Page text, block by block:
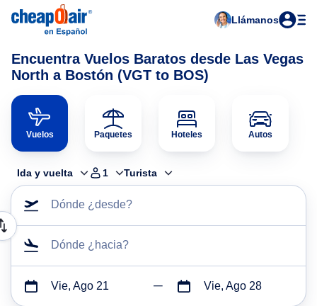
Llámanos
Encuentra Vuelos Baratos desde Las Vegas
North a Bostón (VGT to BOS)
Vuelos Paquetes Hoteles Autos
Ida y vuelta 1 Turista
Dónde ¿desde?
Dónde ¿hacia?
Vie, Ago 21 Vie, Ago 28